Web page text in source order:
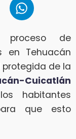
de
en Tehuacán
de la
Cuicatlán
habitantes
que esto